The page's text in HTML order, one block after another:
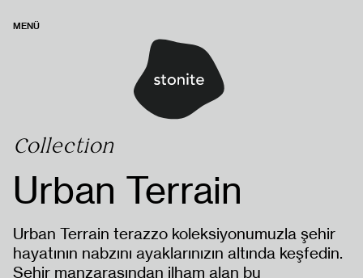
MENÜ
Collection
Urban Terrain
Urban Terrain terazzo koleksiyonumuzla şehir
hayatının nabzını ayaklarınızın altında keşfedin.
Şehir manzarasından ilham alan bu